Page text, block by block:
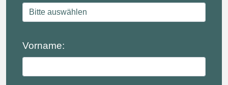
Vorname: